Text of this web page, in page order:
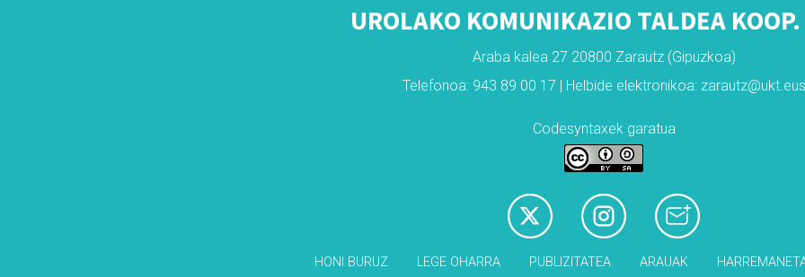
UROLAKO KOMUNIKAZIO TALDEA
Araba kalea 27 20800 Zarautz (Gipuzkoa)
Telefonoa: 943 89 00 17 | Helbide elektronikoa: zarautz@ukt.eus
Codesyntaxek garatua
HONI BURUZ LEGE OHARRA PUBLIZITATEA ARAUAK